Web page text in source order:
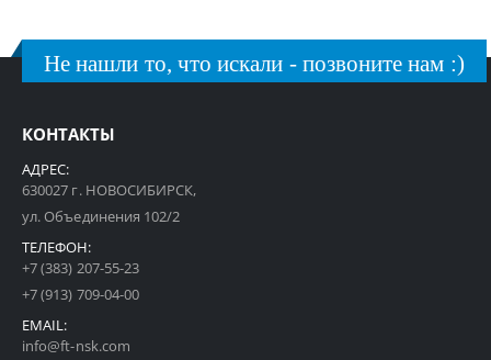
Не нашли то, что искали - позвоните нам :)
КОНТАКТЫ
АДРЕС:
630027 г. НОВОСИБИРСК,
ул. Объединения 102/2
ТЕЛЕФОН:
+7 (383) 207-55-23
+7 (913) 709-04-00
EMAIL:
info@ft-nsk.com